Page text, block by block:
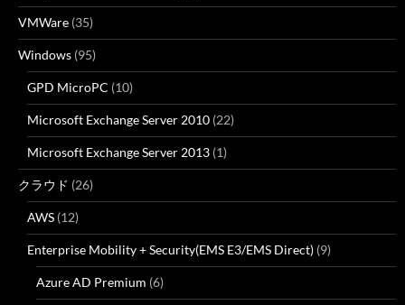
VMWare (35)
Windows (95)
GPD MicroPC (10)
Microsoft Exchange Server 2010 (22)
Microsoft Exchange Server 2013 (1)
クラウド (26)
AWS (12)
Enterprise Mobility + Security(EMS E3/EMS Direct) (9)
Azure AD Premium (6)